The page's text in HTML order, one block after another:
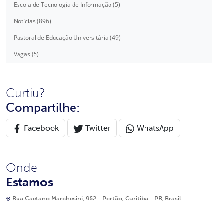
Escola de Tecnologia de Informação (5)
Notícias (896)
Pastoral de Educação Universitária (49)
Vagas (5)
Curtiu?
Compartilhe:
Facebook Twitter WhatsApp
Onde
Estamos
Rua Caetano Marchesini, 952 - Portão, Curitiba - PR, Brasil